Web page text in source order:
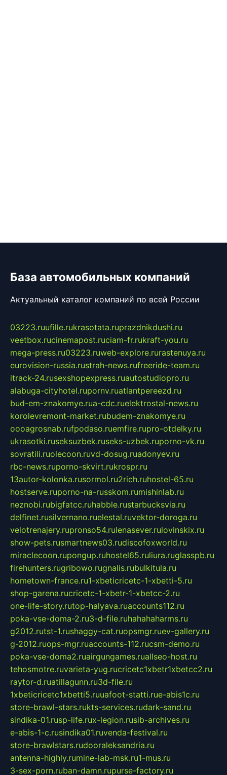
База автомобильных компаний
Актуальный каталог компаний по всей России
03223.ruufille.rukrasotata.ruprazdnikdushi.ru
veetbox.rucinemapost.ruciam-fr.rukraft-you.ru
mega-press.ru03223.ruweb-explore.rurastenuya.ru
eurovision-russia.rustrah-news.rufreeride-team.ru
itrack-24.rusexshopexpress.ruautostudiopro.ru
alabuga-cityhotel.rupornv.ruatlantpereezd.ru
bud-em-znakomye.rua-cdc.ruelektrostal-news.ru
korolevremont-market.rubudem-znakomye.ru
oooagrosnab.rufpodaso.ruemfire.rupro-otdelky.ru
ukrasotki.ruseksuzbek.ruseks-uzbek.ruporno-vk.ru
sovratili.ruolecoon.ruvd-dosug.ruadonyev.ru
rbc-news.ruporno-skvirt.rukrospr.ru
13autor-kolonka.rusormol.ru2rich.ruhostel-65.ru
hostserve.ruporno-na-russkom.rumishinlab.ru
neznobi.rubigfatcc.ruhabble.rustarbucksvia.ru
delfinet.rusilvernano.ruelestal.ruvektor-doroga.ru
velotrenajery.rupronso54.rulenasever.rulovinskix.ru
show-pets.rusmartnews03.rudiscofoxworld.ru
miraclecoon.rupongup.ruhostel65.ruliura.ruglasspb.ru
firehunters.rugribowo.rugnalis.rubulkitula.ru
hometown-france.ru1-xbeticricetc-1-xbetti-5.ru
shop-garena.rucricetc-1-xbetr-1-xbetcc-2.ru
one-life-story.rutop-halyava.ruaccounts112.ru
poka-vse-doma-2.ru3-d-file.ruhahahaharms.ru
g2012.rutst-1.rushaggy-cat.ruopsmgr.ruev-gallery.ru
g-2012.ruops-mgr.ruaccounts-112.rucsm-demo.ru
poka-vse-doma2.ruairgungames.ruallseo-host.ru
tehosmotre.ruvarieta-yug.rucricetc1xbetr1xbetcc2.ru
raytor-d.ruatillagunn.ru3d-file.ru
1xbeticricetc1xbetti5.ruuafoot-statti.rue-abis1c.ru
store-brawl-stars.rukts-services.rudark-sand.ru
sindika-01.rusp-life.rux-legion.rusib-archives.ru
e-abis-1-c.rusindika01.ruvenda-festival.ru
store-brawlstars.rudooraleksandria.ru
antenna-highly.rumine-lab-msk.ru1-mus.ru
3-sex-porn.ruban-damn.rupurse-factory.ru